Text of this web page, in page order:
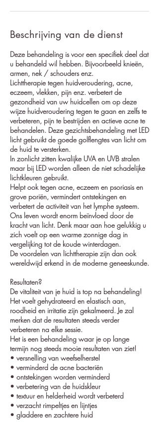
Beschrijving van de dienst
Deze behandeling is voor een specifiek deel dat
u behandeld wil hebben. Bijvoorbeeld knieën,
armen, nek / schouders enz.
Lichttherapie tegen huidveroudering, acne,
eczeem, vlekken, pijn enz. verbetert de
gezondheid van uw huidcellen om op deze
wijze huidveroudering tegen te gaan en zelfs te
verbeteren, pijn te bestrijden en actieve acne te
behandelen. Deze gezichtsbehandeling met LED
licht gebruikt de goede golflengtes van licht om
de huid te versterken.
In zonlicht zitten kwalijke UVA en UVB stralen
maar bij LED worden alleen de niet schadelijke
lichtkleuren gebruikt.
Helpt ook tegen acne, eczeem en psoriasis en
grove poriën, vermindert ontstekingen en
verbetert de activiteit van het lymphe systeem.
Ons leven wordt enorm beïnvloed door de
kracht van licht. Denk maar aan hoe gelukkig u
zich voelt op een warme zonnige dag in
vergelijking tot de koude winterdagen.
De voordelen van lichttherapie zijn dan ook
wereldwijd erkend in de moderne geneeskunde.
Resultaten?
De vitaliteit van je huid is top na behandeling!
Het voelt gehydrateerd en elastisch aan,
roodheid en irritatie zijn gekalmeerd. Je zal
merken dat de resultaten steeds verder
verbeteren na elke sessie.
Het is een behandeling waar je op lange
termijn nog steeds mooie resultaten van ziet!
• versnelling van weefselherstel
• verminderd de acne bacteriën
• ontstekingen worden verminderd
• verbetering van de huidskleur
• textuur en helderheid wordt verbeterd
• verzacht rimpeltjes en lijntjes
• gladdere en zachtere huid